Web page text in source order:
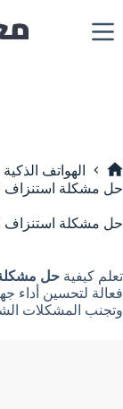
إلى
المحتوى
الرئيسية
الهواتف الذكية
حل مشكلة استنزاف
حل مشكلة استنزاف
تعلم كيفية حل مشكلة
فعالة لتحسين أداء
وتجنب المشكلات